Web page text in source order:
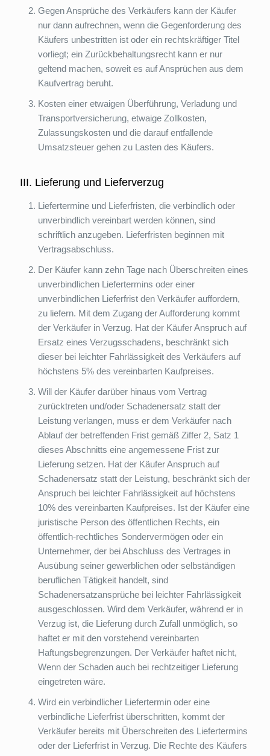
Gegen Ansprüche des Verkäufers kann der Käufer
nur dann aufrechnen, wenn die Gegenforderung des
Käufers unbestritten ist oder ein rechtskräftiger Titel
vorliegt; ein Zurückbehaltungsrecht kann er nur
geltend machen, soweit es auf Ansprüchen aus dem
Kaufvertrag beruht.
Kosten einer etwaigen Überführung, Verladung und
Transportversicherung, etwaige Zollkosten,
Zulassungskosten und die darauf entfallende
Umsatzsteuer gehen zu Lasten des Käufers.
III. Lieferung und Lieferverzug
Liefertermine und Lieferfristen, die verbindlich oder
unverbindlich vereinbart werden können, sind
schriftlich anzugeben. Lieferfristen beginnen mit
Vertragsabschluss.
Der Käufer kann zehn Tage nach Überschreiten eines
unverbindlichen Liefertermins oder einer
unverbindlichen Lieferfrist den Verkäufer auffordern,
zu liefern. Mit dem Zugang der Aufforderung kommt
der Verkäufer in Verzug. Hat der Käufer Anspruch auf
Ersatz eines Verzugsschadens, beschränkt sich
dieser bei leichter Fahrlässigkeit des Verkäufers auf
höchstens 5% des vereinbarten Kaufpreises.
Will der Käufer darüber hinaus vom Vertrag
zurücktreten und/oder Schadenersatz statt der
Leistung verlangen, muss er dem Verkäufer nach
Ablauf der betreffenden Frist gemäß Ziffer 2, Satz 1
dieses Abschnitts eine angemessene Frist zur
Lieferung setzen. Hat der Käufer Anspruch auf
Schadenersatz statt der Leistung, beschränkt sich der
Anspruch bei leichter Fahrlässigkeit auf höchstens
10% des vereinbarten Kaufpreises. Ist der Käufer eine
juristische Person des öffentlichen Rechts, ein
öffentlich-rechtliches Sondervermögen oder ein
Unternehmer, der bei Abschluss des Vertrages in
Ausübung seiner gewerblichen oder selbständigen
beruflichen Tätigkeit handelt, sind
Schadenersatzansprüche bei leichter Fahrlässigkeit
ausgeschlossen. Wird dem Verkäufer, während er in
Verzug ist, die Lieferung durch Zufall unmöglich, so
haftet er mit den vorstehend vereinbarten
Haftungsbegrenzungen. Der Verkäufer haftet nicht,
Wenn der Schaden auch bei rechtzeitiger Lieferung
eingetreten wäre.
Wird ein verbindlicher Liefertermin oder eine
verbindliche Lieferfrist überschritten, kommt der
Verkäufer bereits mit Überschreiten des Liefertermins
oder der Lieferfrist in Verzug. Die Rechte des Käufers